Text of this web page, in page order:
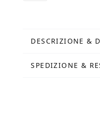
DESCRIZIONE &
SPEDIZIONE &